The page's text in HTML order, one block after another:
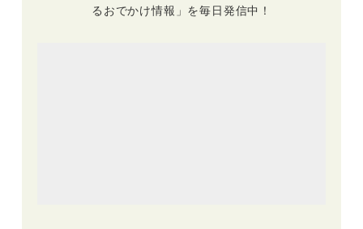
るおでかけ情報」を毎日発信中！